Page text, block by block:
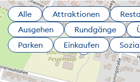
Alle Attraktionen
Ausgehen
Rundgänge
Parken
Einkaufen